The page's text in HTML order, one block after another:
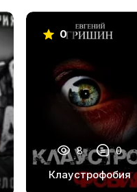
0
8 0
Клаустрофобия